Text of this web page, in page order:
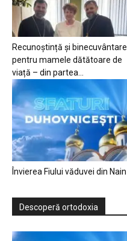
Recunoștință și binecuvântare
pentru mamele dătătoare de
viață – din partea...
Învierea Fiului văduvei din Nain
Descoperă ortodoxia